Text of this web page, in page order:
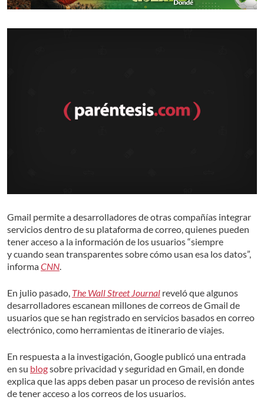
Gmail permite a desarrolladores de otras compañías integrar
servicios dentro de su plataforma de correo, quienes pueden
tener acceso a la información de los usuarios “siempre
y cuando sean transparentes sobre cómo usan esa los datos”,
informaCNN.
En julio pasado, The Wall Street Journal reveló que algunos
desarrolladores escanean millones de correos de Gmail de
usuarios que se han registrado en servicios basados en correo
electrónico, como herramientas de itinerario de viajes.
En respuesta a la investigación, Google publicó una entrada
en su blogsobre privacidad y seguridad en Gmail, en donde
explica que las apps deben pasar un proceso de revisión antes
de tener acceso a los correos de los usuarios.